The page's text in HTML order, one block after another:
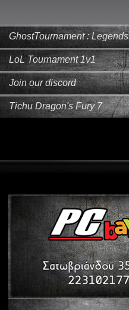
GhostTournament : Legends
LoL Tournament 1v1
Join our discord
Tichu Dragon's Fury 7